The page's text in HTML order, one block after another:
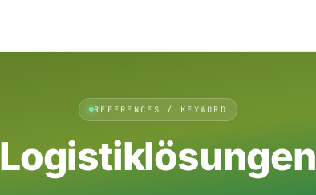
REFERENCES / KEYWORD
Logistiklösungen